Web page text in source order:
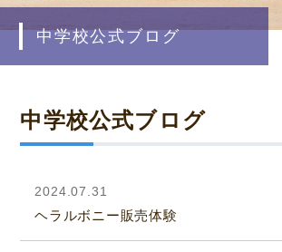
中学校公式ブログ
中学校公式ブログ
2024.07.31
ヘラルボニー販売体験